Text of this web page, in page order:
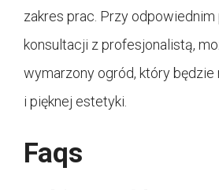
zakres prac. Przy odpowiednim
konsultacji z profesjonalistą,
wymarzony ogród, który
i pięknej estetyki.
Faqs